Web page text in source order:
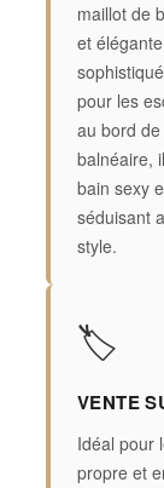
maillot de
et
pour les
au bord
balnéaire,
bain sexy
séduisant
style.
🏷️
VENTE
Idéal pour
propre et